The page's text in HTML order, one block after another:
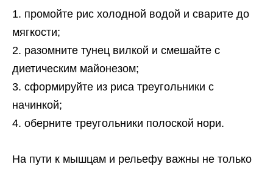
промойте рис холодной водой и сварите до
мягкости;
разомните тунец вилкой и смешайте с
диетическим майонезом;
сформируйте из риса треугольники с
начинкой;
оберните треугольники полоской нори.
На пути к мышцам и рельефу важны не только